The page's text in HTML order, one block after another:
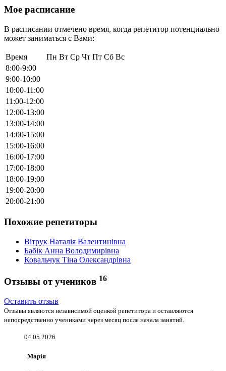
Мое расписание
В расписании отмечено время, когда репетитор потенциально
может заниматься с Вами:
Время Пн Вт Ср Чт Пт Сб Вс
8:00-9:00
9:00-10:00
10:00-11:00
11:00-12:00
12:00-13:00
13:00-14:00
14:00-15:00
15:00-16:00
16:00-17:00
17:00-18:00
18:00-19:00
19:00-20:00
20:00-21:00
Похожие репетиторы
Вітрук Наталія Валентинівна
Бабік Анна Володимирівна
Ковальчук Тіна Олександрівна
Отзывы от учеников 16
Оставить отзыв
Отзывы являются независимой оценкой репетитора и оставляются
непосредственно учениками через месяц после начала занятий.
04.05.2026
Марія